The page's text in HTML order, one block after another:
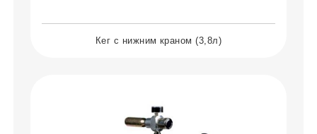
Кег с нижним краном (3,8л)